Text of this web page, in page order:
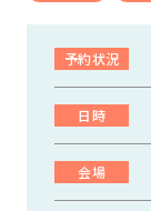
予約状況
日時
会場